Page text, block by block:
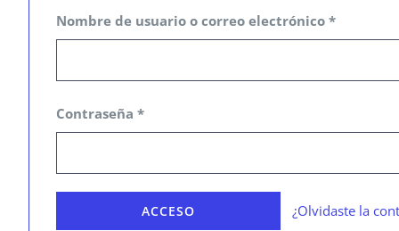
Nombre de usuario o correo electrónico *
Contraseña *Obligatorio
ACCESO ¿Olvidaste la